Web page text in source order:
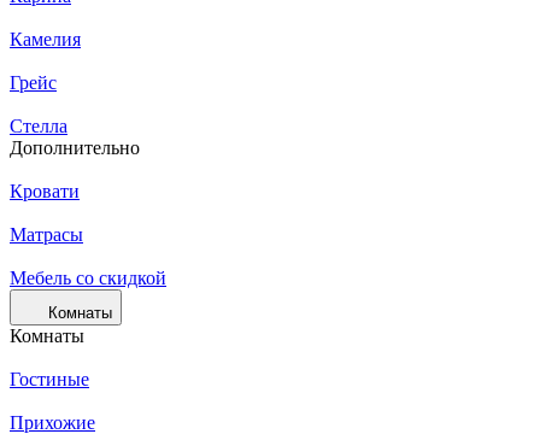
Камелия
Грейс
Стелла
Дополнительно
Кровати
Матрасы
Мебель со скидкой
Комнаты
Комнаты
Гостиные
Прихожие